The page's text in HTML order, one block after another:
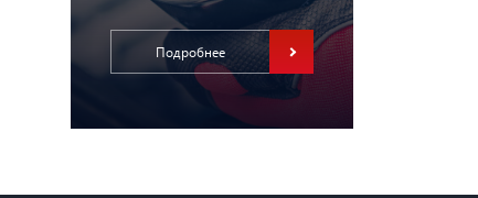
Подробнее